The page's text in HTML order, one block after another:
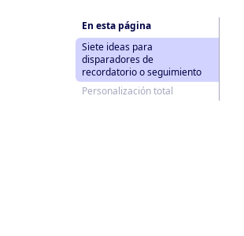
En esta página
Siete ideas para
disparadores de
recordatorio o seguimiento
Personalización total